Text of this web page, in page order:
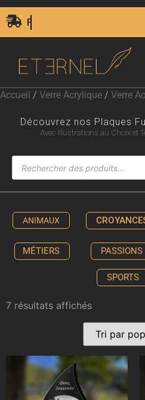
Livraison Express 24H00
Accueil / Verre Acrylique / Verre
Découvrez nos Plaques
Avec Illustrations au Choix et
ANIMAUX
MÉTIERS PASSIONS
SPORTS
7 résultats affichés